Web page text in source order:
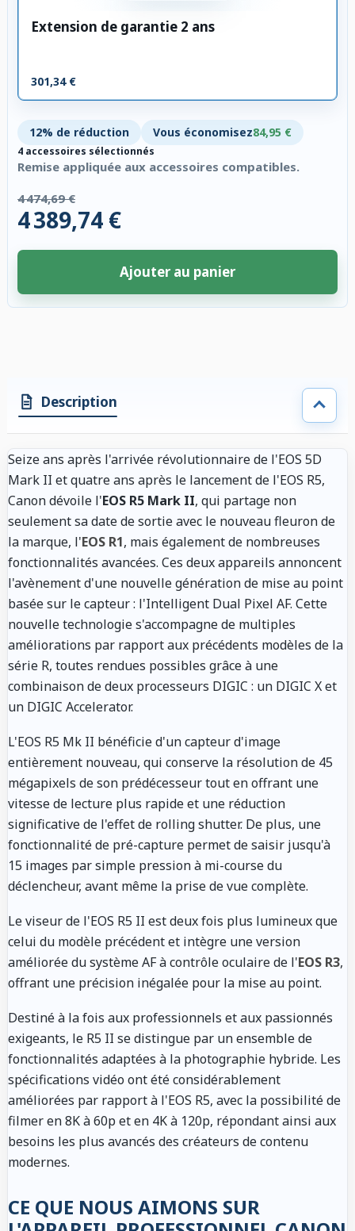
Extension de garantie 2 ans
301,34 €
12% de réduction Vous économisez84,95 €
4 accessoires sélectionnés
Remise appliquée aux accessoires compatibles.
4 474,69 €
4 389,74 €
Ajouter au panier
Description
Seize ans après l'arrivée révolutionnaire de l'EOS 5D
Mark II et quatre ans après le lancement de l'EOS R5,
Canon dévoile l'EOS R5 Mark II, qui partage non
seulement sa date de sortie avec le nouveau fleuron de
la marque, l'EOS R1, mais également de nombreuses
fonctionnalités avancées. Ces deux appareils annoncent
l'avènement d'une nouvelle génération de mise au point
basée sur le capteur : l'Intelligent Dual Pixel AF. Cette
nouvelle technologie s'accompagne de multiples
améliorations par rapport aux précédents modèles de la
série R, toutes rendues possibles grâce à une
combinaison de deux processeurs DIGIC : un DIGIC X et
un DIGIC Accelerator.
L'EOS R5 Mk II bénéficie d'un capteur d'image
entièrement nouveau, qui conserve la résolution de 45
mégapixels de son prédécesseur tout en offrant une
vitesse de lecture plus rapide et une réduction
significative de l'effet de rolling shutter. De plus, une
fonctionnalité de pré-capture permet de saisir jusqu'à
15 images par simple pression à mi-course du
déclencheur, avant même la prise de vue complète.
Le viseur de l'EOS R5 II est deux fois plus lumineux que
celui du modèle précédent et intègre une version
améliorée du système AF à contrôle oculaire de l'EOS R3,
offrant une précision inégalée pour la mise au point.
Destiné à la fois aux professionnels et aux passionnés
exigeants, le R5 II se distingue par un ensemble de
fonctionnalités adaptées à la photographie hybride. Les
spécifications vidéo ont été considérablement
améliorées par rapport à l'EOS R5, avec la possibilité de
filmer en 8K à 60p et en 4K à 120p, répondant ainsi aux
besoins les plus avancés des créateurs de contenu
modernes.
CE QUE NOUS AIMONS SUR